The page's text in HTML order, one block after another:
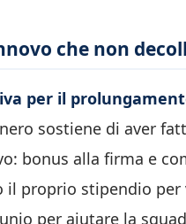
che non
per il
sostiene di aver
bonus alla firma e
il proprio stipendio
per aiutare la